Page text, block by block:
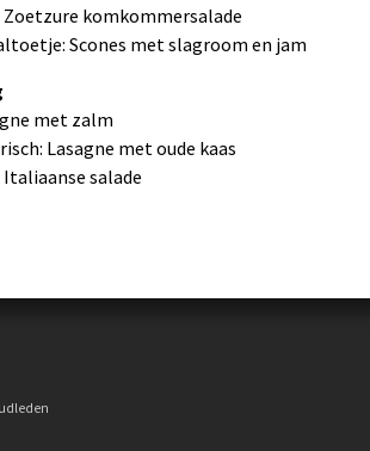
Zoetzure komkommersalade
Scones met slagroom en jam
met zalm
Lasagne met oude kaas
Italiaanse salade